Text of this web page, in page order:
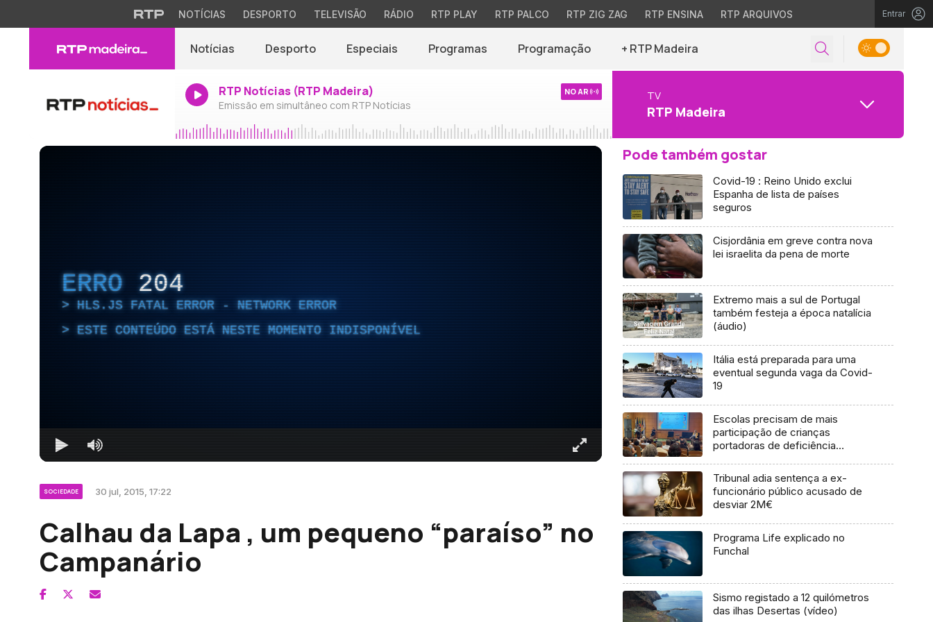
NOTÍCIAS DESPORTO TELEVISÃO RÁDIO RTP PLAY RTP PALCO RTP ZIG ZAG RTP ENSINA RTP ARQUIVOS Entrar
Notícias Desporto Especiais Programas Programação + RTP Madeira
RTP Notícias (RTP Madeira)
Emissão em simultâneo com RTP Notícias
NO AR TV
RTP Madeira
ERRO 204
HLS.JS FATAL ERROR - NETWORK ERROR
ESTE CONTEÚDO ESTÁ NESTE MOMENTO INDISPONÍVEL
SOCIEDADE 30 jul, 2015, 17:22
Calhau da Lapa , um pequeno “paraíso” no
Campanário
Pode também gostar
Covid-19 : Reino Unido exclui
Espanha de lista de países
seguros
Cisjordânia em greve contra nova
lei israelita da pena de morte
Extremo mais a sul de Portugal
também festeja a época natalícia
(áudio)
Itália está preparada para uma
eventual segunda vaga da Covid-
19
Escolas precisam de mais
participação de crianças
portadoras de deficiência
Tribunal adia sentença a ex-
funcionário público acusado de
desviar 2M€
Programa Life explicado no
Funchal
Sismo registado a 12 quilómetros
das ilhas Desertas (vídeo)